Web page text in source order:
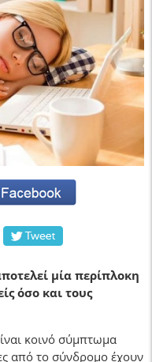
μία περίπλοκη
όσο και τους
κοινό σύμπτωμα
από το σύνδρομο έχουν